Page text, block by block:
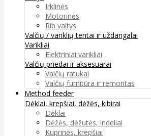
Irklinės
Motorinės
Rib valtys
Valčių / variklių tentai ir uždangalai
Varikliai
Elektriniai varikliai
Valčių priedai ir aksesuarai
Valčių ratukai
Valčių furnitūra ir remontas
Method feeder
Dėklai, krepšiai, dėžės, kibirai
Dėklai
Dėžės, dėžutės, indeliai
Kuprinės, krepšiai